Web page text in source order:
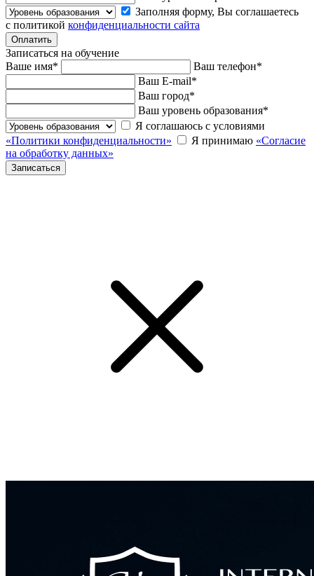
Заполняя форму, Вы соглашаетесь
с политикой конфиденциальности сайта
Записаться на обучение
Ваше имя* Ваш телефон*
Ваш E-mail*
Ваш город*
Ваш уровень образования*
Я соглашаюсь с условиями
«Политики конфиденциальности»
Я принимаю «Согласие
на обработку данных»